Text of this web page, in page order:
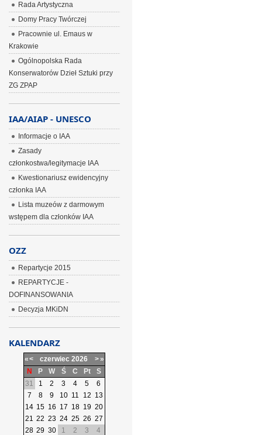
Rada Artystyczna
Domy Pracy Twórczej
Pracownie ul. Emaus w
Krakowie
Ogólnopolska Rada
Konserwatorów Dzieł Sztuki przy
ZG ZPAP
IAA/AIAP - UNESCO
Informacje o IAA
Zasady
członkostwa/legitymacje IAA
Kwestionariusz ewidencyjny
członka IAA
Lista muzeów z darmowym
wstępem dla członków IAA
OZZ
Repartycje 2015
REPARTYCJE -
DOFINANSOWANIA
Decyzja MKiDN
KALENDARZ
«< czerwiec 2026 >»
N
P W Ś C Pt
S
31
1 2 3 4 5
6
7
8 9 10 11 12 13
14 15 16 17 18 19 20
21 22 23 24 25 26 27
28 29 30 1 2 3 4